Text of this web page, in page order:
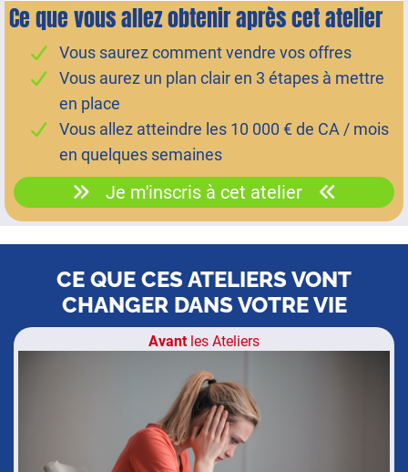
Ce que vous allez obtenir après cet atelier
Vous saurez comment vendre vos offres
Vous aurez un plan clair en 3 étapes à mettre
en place
Vous allez atteindre les 10 000 € de CA / mois
en quelques semaines
Je m'inscris à cet atelier
CE QUE CES ATELIERS VONT
CHANGER DANS VOTRE VIE
Avant les Ateliers